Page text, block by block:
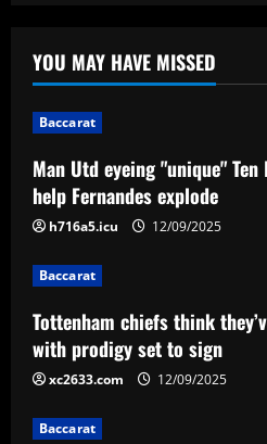
replacement
explode
Baccarat
Tottenham
"huge coup"
12/09/2025
3
Arsenal
Viktor
officials to
striker's agent
YOU MAY HAVE MISSED
Baccarat
Man Utd eyeing "unique" Ten
help Fernandes explode
h716a5.icu 12/09/2025
Baccarat
Tottenham chiefs think
with prodigy set to sign
xc2633.com 12/09/2025
Baccarat